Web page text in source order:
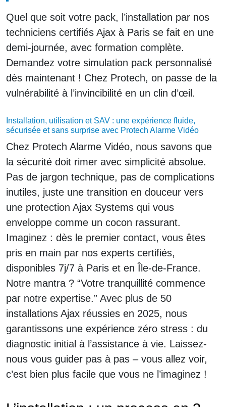
Quel que soit votre pack, l’installation par nos
techniciens certifiés Ajax à Paris se fait en une
demi-journée, avec formation complète.
Demandez votre simulation pack personnalisé
dès maintenant ! Chez Protech, on passe de la
vulnérabilité à l’invincibilité en un clin d’œil.
Installation, utilisation et SAV : une expérience fluide,
sécurisée et sans surprise avec Protech Alarme Vidéo
Chez Protech Alarme Vidéo, nous savons que
la sécurité doit rimer avec simplicité absolue.
Pas de jargon technique, pas de complications
inutiles, juste une transition en douceur vers
une protection Ajax Systems qui vous
enveloppe comme un cocon rassurant.
Imaginez : dès le premier contact, vous êtes
pris en main par nos experts certifiés,
disponibles 7j/7 à Paris et en Île-de-France.
Notre mantra ? “Votre tranquillité commence
par notre expertise.” Avec plus de 50
installations Ajax réussies en 2025, nous
garantissons une expérience zéro stress : du
diagnostic initial à l’assistance à vie. Laissez-
nous vous guider pas à pas – vous allez voir,
c’est bien plus facile que vous ne l’imaginez !